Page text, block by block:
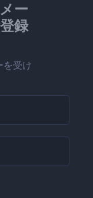
ー
録
を受け